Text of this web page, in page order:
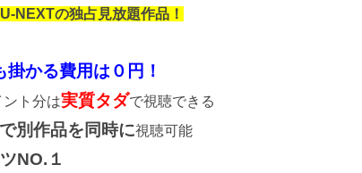
NEXTの独占見放題作品！
掛かる費用は０ 円 ！
ト分は実質タダで視聴できる
別作品を同時に視聴可能
NO.１